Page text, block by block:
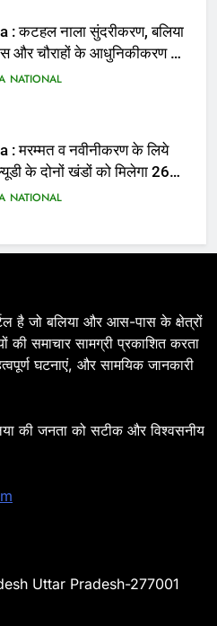
: मरम्मत व नवीनीकरण के लिये
के दोनों खंडों को मिलेगा 26
NATIONAL
: 110 फीट ऊंचे तिरंगे के सम्मान
में निकला तिरंगा यात्रा
NATIONAL
NATIONAL
रेलवे स्टेशन व शहर में किया पैदल
NATIONAL
: एकता, अखंडता और राष्ट्रप्रेम
ओमवीर सिंह ने दिलाई शपथ, दी
है जो बलिया और आस-पास के क्षेत्रों
समाचार सामग्री प्रकाशित करता
घटनाएं, और सामयिक जानकारी
की जनता को सटीक और विश्वसनीय
Uttar Pradesh-277001